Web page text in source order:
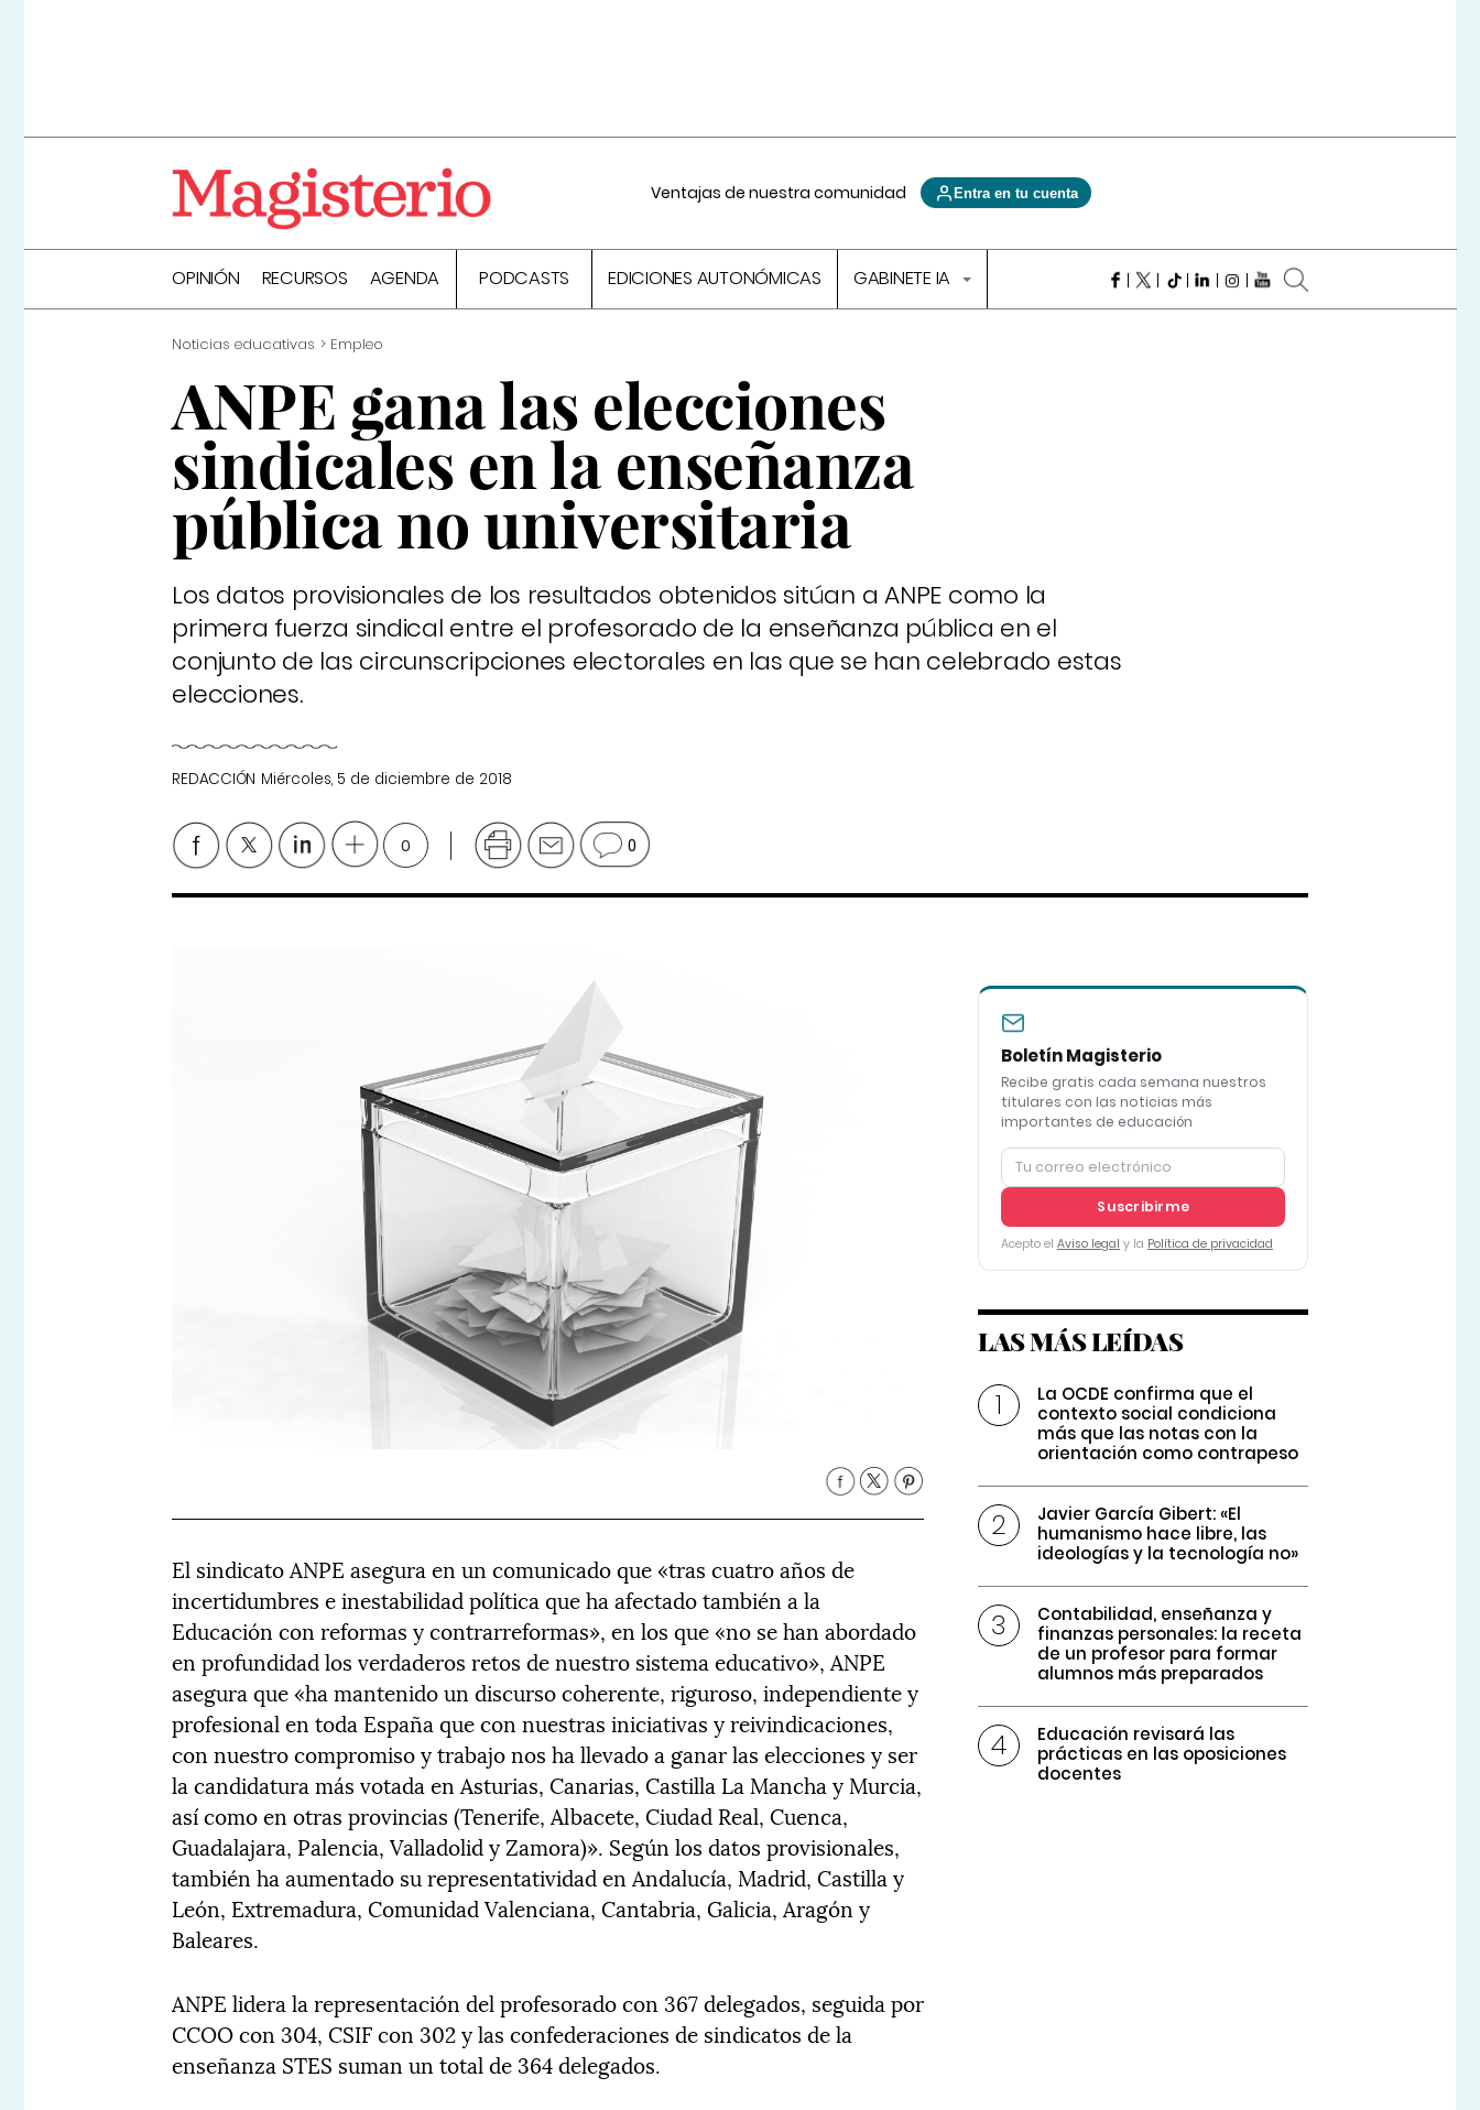
Ventajas de nuestra comunidad Entra en tu cuenta
OPINIÓN RECURSOS AGENDA PODCASTS EDICIONES AUTONÓMICAS GABINETE IA
Noticias educativas Empleo
ANPE gana las elecciones
sindicales en la enseñanza
pública no universitaria
Los datos provisionales de los resultados obtenidos sitúan a ANPE como la
primera fuerza sindical entre el profesorado de la enseñanza pública en el
conjunto de las circunscripciones electorales en las que se han celebrado estas
elecciones.
REDACCIÓN Miércoles, 5 de diciembre de 2018
0 0
El sindicato ANPE asegura en un comunicado que «tras cuatro años de
incertidumbres e inestabilidad política que ha afectado también a la
Educación con reformas y contrarreformas», en los que «no se han abordado
en profundidad los verdaderos retos de nuestro sistema educativo», ANPE
asegura que «ha mantenido un discurso coherente, riguroso, independiente y
profesional en toda España que con nuestras iniciativas y reivindicaciones,
con nuestro compromiso y trabajo nos ha llevado a ganar las elecciones y ser
la candidatura más votada en Asturias, Canarias, Castilla La Mancha y Murcia,
así como en otras provincias (Tenerife, Albacete, Ciudad Real, Cuenca,
Guadalajara, Palencia, Valladolid y Zamora)». Según los datos provisionales,
también ha aumentado su representatividad en Andalucía, Madrid, Castilla y
León, Extremadura, Comunidad Valenciana, Cantabria, Galicia, Aragón y
Baleares.
ANPE lidera la representación del profesorado con 367 delegados, seguida por
CCOO con 304, CSIF con 302 y las confederaciones de sindicatos de la
enseñanza STES suman un total de 364 delegados.
Boletín Magisterio
Recibe gratis cada semana nuestros
titulares con las noticias más
importantes de educación
Suscribirme
Acepto el Aviso legal y la Política de privacidad
LAS MÁS LEÍDAS
La OCDE confirma que el
contexto social condiciona
más que las notas con la
orientación como contrapeso
Javier García Gibert: «El
humanismo hace libre, las
ideologías y la tecnología no»
Contabilidad, enseñanza y
finanzas personales: la receta
de un profesor para formar
alumnos más preparados
Educación revisará las
prácticas en las oposiciones
docentes